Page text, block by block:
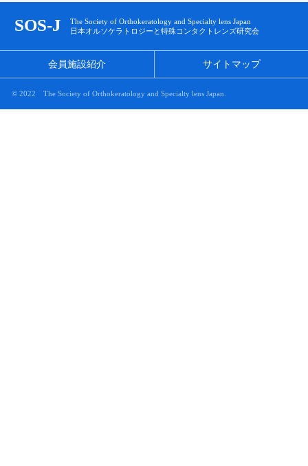
SOS-J
The Society of Orthokeratology and Specialty lens Japan
日本オルソケラトロジーと特殊コンタクトレンズ研究会
会員施設紹介 サイトマップ
© 2022 The Society of Orthokeratology and Specialty lens Japan.